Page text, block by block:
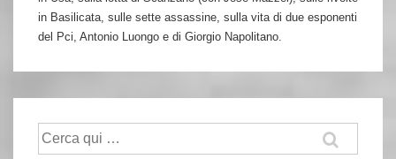
in Basilicata, sulle sette assassine, sulla vita di due esponenti
del Pci, Antonio Luongo e di Giorgio Napolitano.
Cerca: